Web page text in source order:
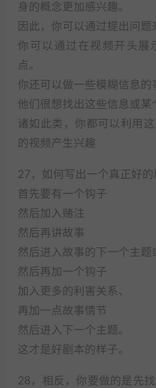
身的概念更加感兴趣。
因此，你可以通过提出问题
你可以通过在视频开头展
点。
你还可以做一些模糊信息的
他们很想找出这些信息或某
诸如此类，你都可以利用
的视频产生兴趣
27，如何写出一个真正好的
首先要有一个钩子
然后加入赌注
然后再讲故事
然后进入故事的下一个主题
然后再加一个钩子
加入更多的利害关系、
再加一点故事情节
然后进入下一个主题。
这才是好剧本的样子。
28，相反，你要做的是先